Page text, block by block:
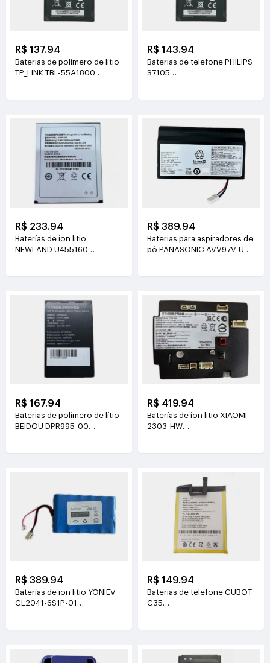
R$ 137.94
Baterias de polímero de lítio
TP_LINK TBL-55A1800
R$ 143.94
Baterias de telefone PHILIPS
S7105
R$ 233.94
Baterías de ion litio
NEWLAND U455160
R$ 389.94
Baterias para aspiradores de
pó PANASONIC AVV97V-U3
R$ 167.94
Baterias de polímero de lítio
BEIDOU DPR995-00
R$ 419.94
Baterías de ion litio XIAOMI
2303-HW
R$ 389.94
Baterías de ion litio YONIEV
CL2041-6S1P-01
R$ 149.94
Baterias de telefone CUBOT
C35